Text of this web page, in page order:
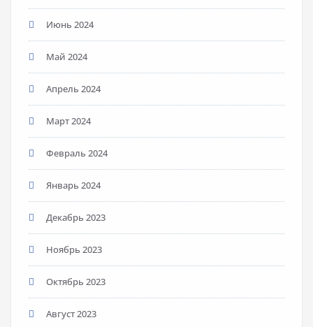
Июнь 2024
Май 2024
Апрель 2024
Март 2024
Февраль 2024
Январь 2024
Декабрь 2023
Ноябрь 2023
Октябрь 2023
Август 2023